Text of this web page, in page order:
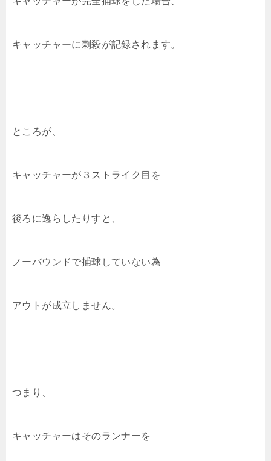
キャッチャーに刺殺が記録されます。
ところが、
キャッチャーが３ストライク目を
後ろに逸らしたりすと、
ノーバウンドで捕球していない為
アウトが成立しません。
つまり、
キャッチャーはそのランナーを